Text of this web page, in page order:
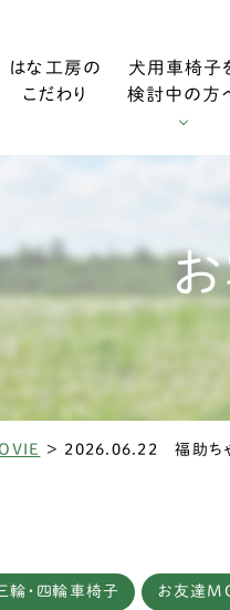
はな工房の
こだわり
犬用車椅子
検討中の方
方法 中型犬用車椅子
製作実績
> 2026.06.22 福助ち
輪・四輪車椅子 お友達